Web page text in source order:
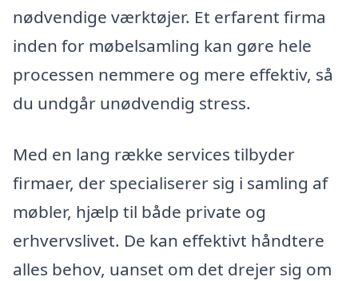
nødvendige værktøjer. Et erfarent firma
inden for møbelsamling kan gøre hele
processen nemmere og mere effektiv, så
du undgår unødvendig stress.
Med en lang række services tilbyder
firmaer, der specialiserer sig i samling af
møbler, hjælp til både private og
erhvervslivet. De kan effektivt håndtere
alles behov, uanset om det drejer sig om